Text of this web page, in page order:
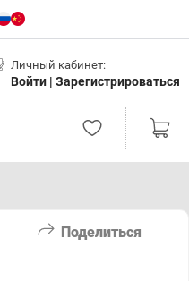
Личный кабинет:
Войти | Зарегистрироваться
Поделиться